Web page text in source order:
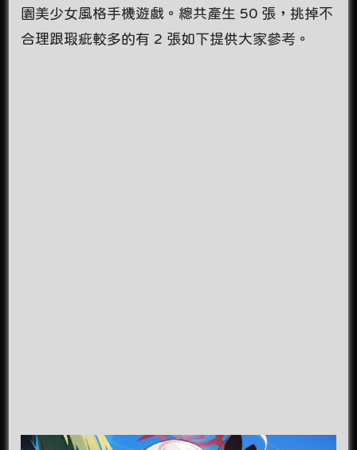
園美少女風格手機遊戲。總共產生 50 張，挑掉不
合理跟瑕疵較多的有 2 張如下提供大家參考。